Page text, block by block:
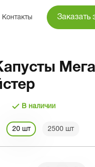
Контакты Заказать
В наличии
20 шт 2500 шт